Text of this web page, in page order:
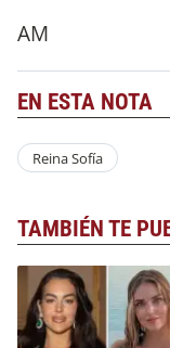
AM
EN ESTA NOTA
Reina Sofía
TAMBIÉN TE